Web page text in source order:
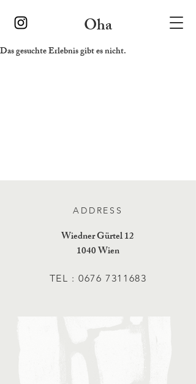
Oha
Das gesuchte Erlebnis gibt es nicht.
ADDRESS
Wiedner Gürtel 12
1040 Wien
TEL :0676 7311683